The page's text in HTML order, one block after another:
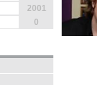
2001
0